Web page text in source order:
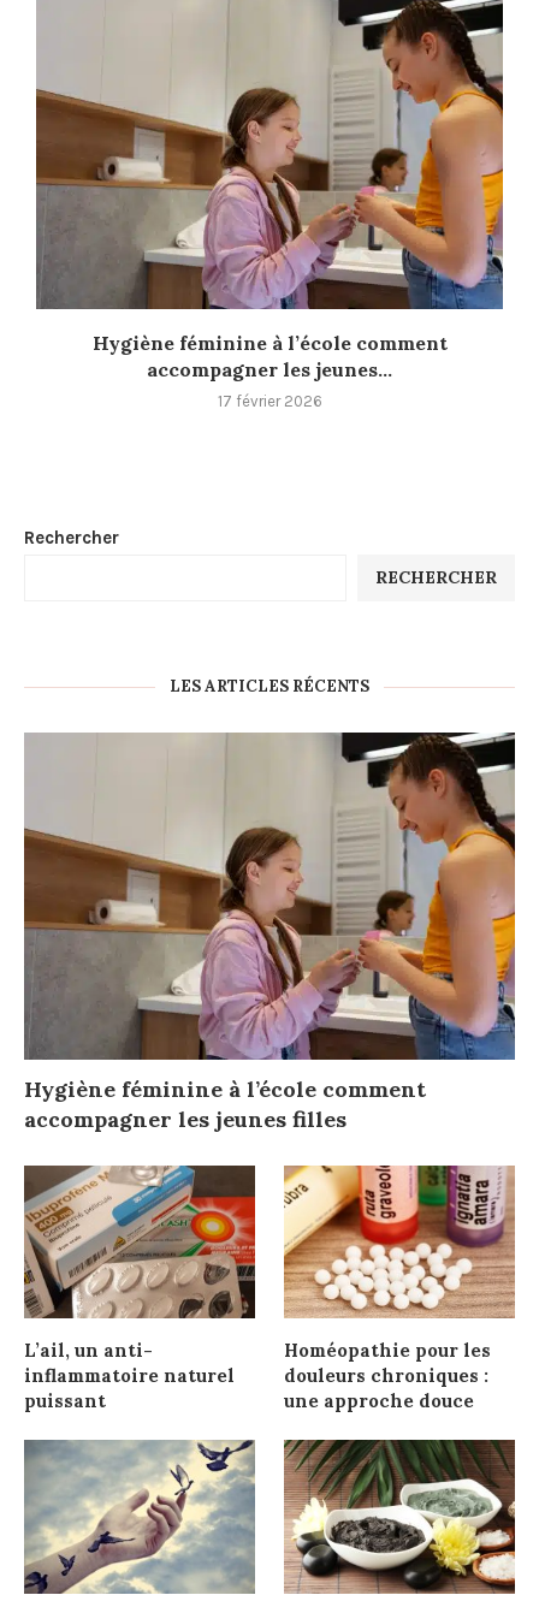
Hygiène féminine à l’école comment
accompagner les jeunes...
17 février 2026
Rechercher
RECHERCHER
LES ARTICLES RÉCENTS
Hygiène féminine à l’école comment
accompagner les jeunes filles
L’ail, un anti-
inflammatoire naturel
puissant
Homéopathie pour les
douleurs chroniques :
une approche douce